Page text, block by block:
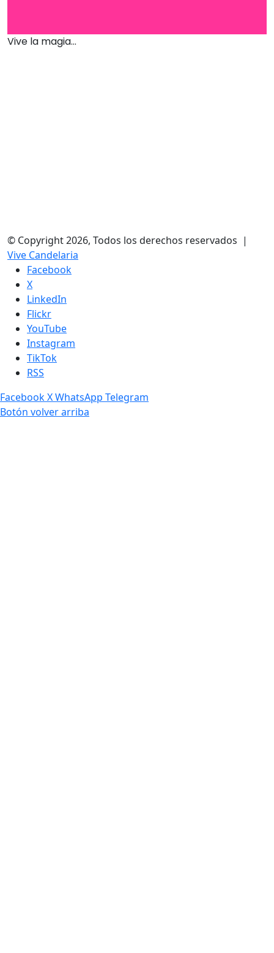
Vive la magia...
© Copyright 2026, Todos los derechos reservados |
Vive Candelaria
Facebook
X
LinkedIn
Flickr
YouTube
Instagram
TikTok
RSS
FacebookXWhatsApp Telegram
Botón volver arriba